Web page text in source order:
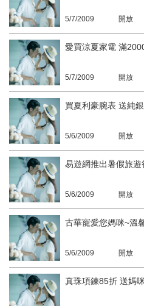
5/7/2009 開放
愛買涼夏家電 滿
5/7/2009 開放
買夏利豪腕表 送純
5/6/2009 開放
易遊網推出暑假旅
5/6/2009 開放
古華寵愛您媽咪~溫
5/6/2009 開放
真珠項鍊85折 送媽